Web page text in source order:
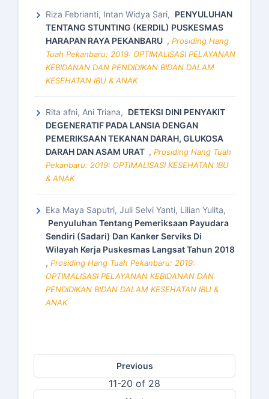
Riza Febrianti, Intan Widya Sari, PENYULUHAN
TENTANG STUNTING (KERDIL) PUSKESMAS
HARAPAN RAYA PEKANBARU , Prosiding Hang
Tuah Pekanbaru: 2019: OPTIMALISASI PELAYANAN
KEBIDANAN DAN PENDIDIKAN BIDAN DALAM
KESEHATAN IBU & ANAK
Rita afni, Ani Triana, DETEKSI DINI PENYAKIT
DEGENERATIF PADA LANSIA DENGAN
PEMERIKSAAN TEKANAN DARAH, GLUKOSA
DARAH DAN ASAM URAT , Prosiding Hang Tuah
Pekanbaru: 2019: OPTIMALISASI KESEHATAN IBU
& ANAK
Eka Maya Saputri, Juli Selvi Yanti, Lilian Yulita,
Penyuluhan Tentang Pemeriksaan Payudara
Sendiri (Sadari) Dan Kanker Serviks Di
Wilayah Kerja Puskesmas Langsat Tahun 2018
, Prosiding Hang Tuah Pekanbaru: 2019:
OPTIMALISASI PELAYANAN KEBIDANAN DAN
PENDIDIKAN BIDAN DALAM KESEHATAN IBU &
ANAK
Previous
11-20 of 28